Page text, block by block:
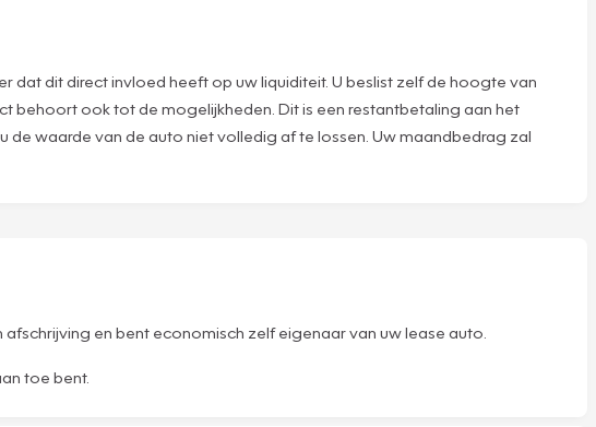
dat dit direct invloed heeft op uw liquiditeit. U beslist zelf de hoogte van
behoort ook tot de mogelijkheden. Dit is een restantbetaling aan het
waarde van de auto niet volledig af te lossen. Uw maandbedrag zal
en bent economisch zelf eigenaar van uw lease auto.
toe bent.